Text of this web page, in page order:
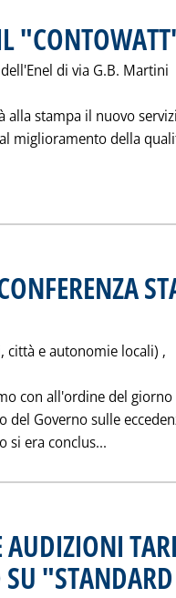
di via G.B. Martini
alla stampa il nuovo
miglioramento della
città e autonomie locali) ‚
con all'ordine del giorno
del Governo sulle
si era conclus... Leggi